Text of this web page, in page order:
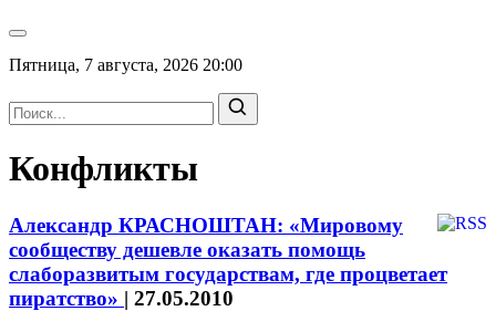
Пятница, 7 августа, 2026 20:00
Конфликты
Александр КРАСНОШТАН: «Мировому
сообществу дешевле оказать помощь
слаборазвитым государствам, где процветает
пиратство» | 27.05.2010